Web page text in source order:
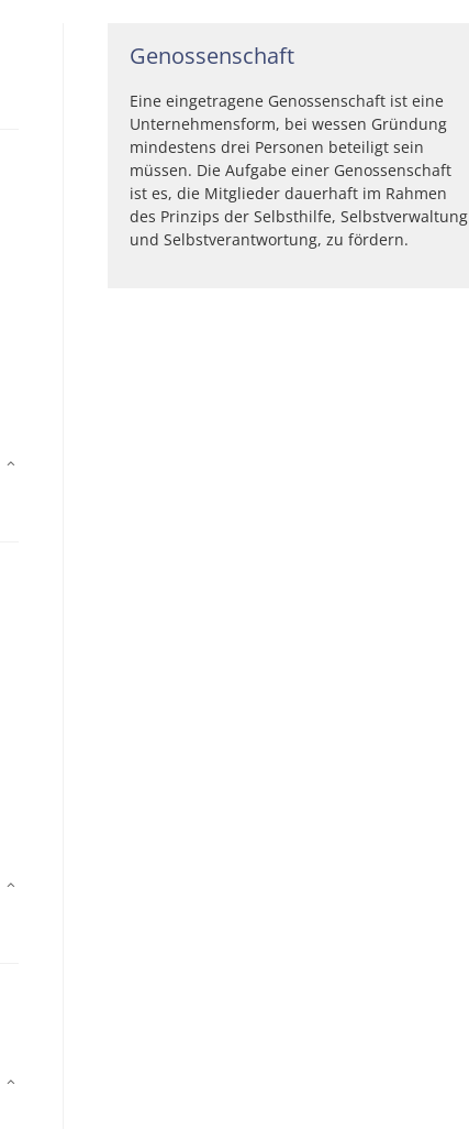
Genossenschaft
Eine eingetragene Genossenschaft ist eine
Unternehmensform, bei wessen Gründung
mindestens drei Personen beteiligt sein
müssen. Die Aufgabe einer Genossenschaft
ist es, die Mitglieder dauerhaft im Rahmen
des Prinzips der Selbsthilfe, Selbstverwaltung
und Selbstverantwortung, zu fördern.